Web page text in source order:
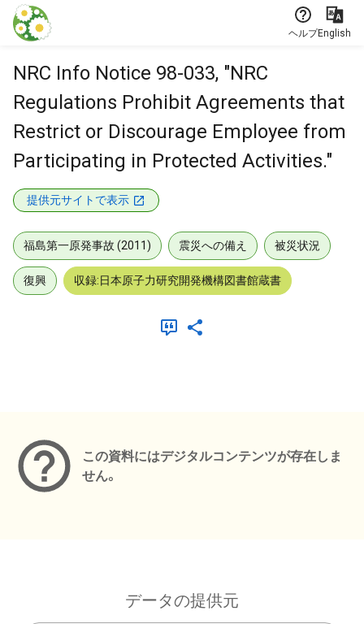
本文に飛ぶ
ヘルプEnglish
NRC Info Notice 98-033, "NRC
Regulations Prohibit Agreements that
Restrict or Discourage Employee from
Participating in Protected Activities."
提供元サイトで表示
福島第一原発事故 (2011) 震災への備え 被災状況
復興 収録:日本原子力研究開発機構図書館蔵書
この資料にはデジタルコンテンツが存在しま
せん。
データの提供元